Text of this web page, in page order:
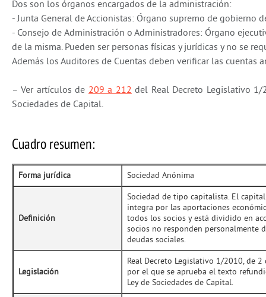
Dos son los órganos encargados de la administración:
- Junta General de Accionistas: Órgano supremo de gobierno
- Consejo de Administración o Administradores: Órgano
de la misma. Pueden ser personas físicas y jurídicas y no se
Además los Auditores de Cuentas deben verificar las cuentas
– Ver artículos de 209 a 212 del Real Decreto Legislativo
Sociedades de Capital.
Cuadro resumen:
Forma jurídica Sociedad Anónima
Definición
Sociedad de tipo capitalista. El
integra por las aportaciones
todos los socios y está dividido en
socios no responden personalmente
deudas sociales.
Legislación
Real Decreto Legislativo 1/2010, de 2
por el que se aprueba el texto
Ley de Sociedades de Capital.